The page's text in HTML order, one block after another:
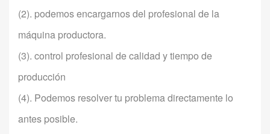
(2). podemos encargarnos del profesional de la
máquina productora.
(3). control profesional de calidad y tiempo de
producción
(4). Podemos resolver tu problema directamente lo
antes posible.